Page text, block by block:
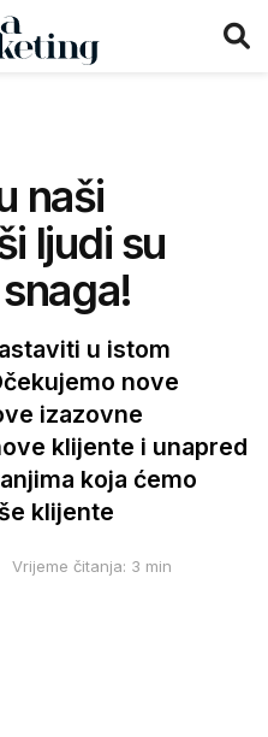
naši
ljudi su
u istom
nove
izazovne
klijente i unapred
koja ćemo
klijente
Vrijeme čitanja: 3 min